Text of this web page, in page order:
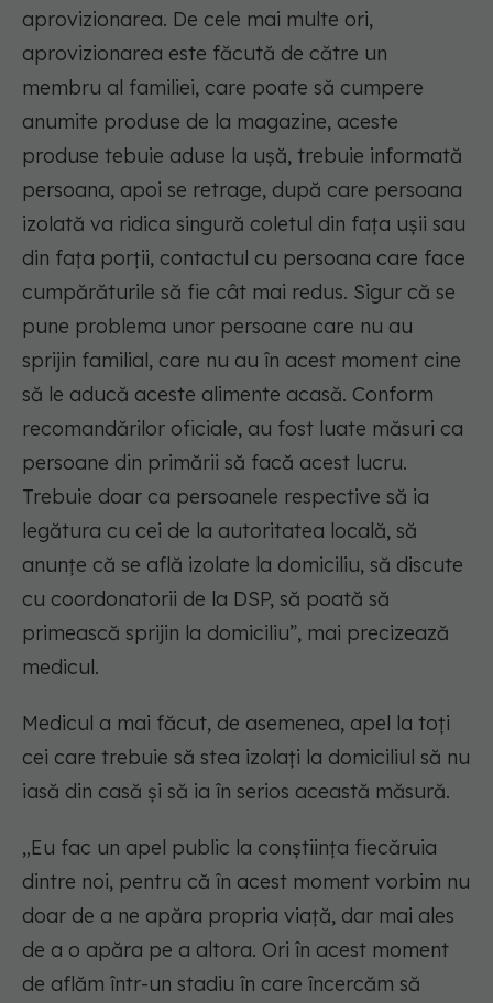
aprovizionarea. De cele mai multe ori,
aprovizionarea este făcută de către un
membru al familiei, care poate să cumpere
anumite produse de la magazine, aceste
produse tebuie aduse la ușă, trebuie informată
persoana, apoi se retrage, după care persoana
izolată va ridica singură coletul din fața ușii sau
din fața porții, contactul cu persoana care face
cumpărăturile să fie cât mai redus. Sigur că se
pune problema unor persoane care nu au
sprijin familial, care nu au în acest moment cine
să le aducă aceste alimente acasă. Conform
recomandărilor oficiale, au fost luate măsuri ca
persoane din primării să facă acest lucru.
Trebuie doar ca persoanele respective să ia
legătura cu cei de la autoritatea locală, să
anunțe că se află izolate la domiciliu, să discute
cu coordonatorii de la DSP, să poată să
primească sprijin la domiciliu”, mai precizează
medicul.
Medicul a mai făcut, de asemenea, apel la toți
cei care trebuie să stea izolați la domiciliul să nu
iasă din casă și să ia în serios această măsură.
„Eu fac un apel public la conștiința fiecăruia
dintre noi, pentru că în acest moment vorbim nu
doar de a ne apăra propria viață, dar mai ales
de a o apăra pe a altora. Ori în acest moment
de aflăm într-un stadiu în care încercăm să